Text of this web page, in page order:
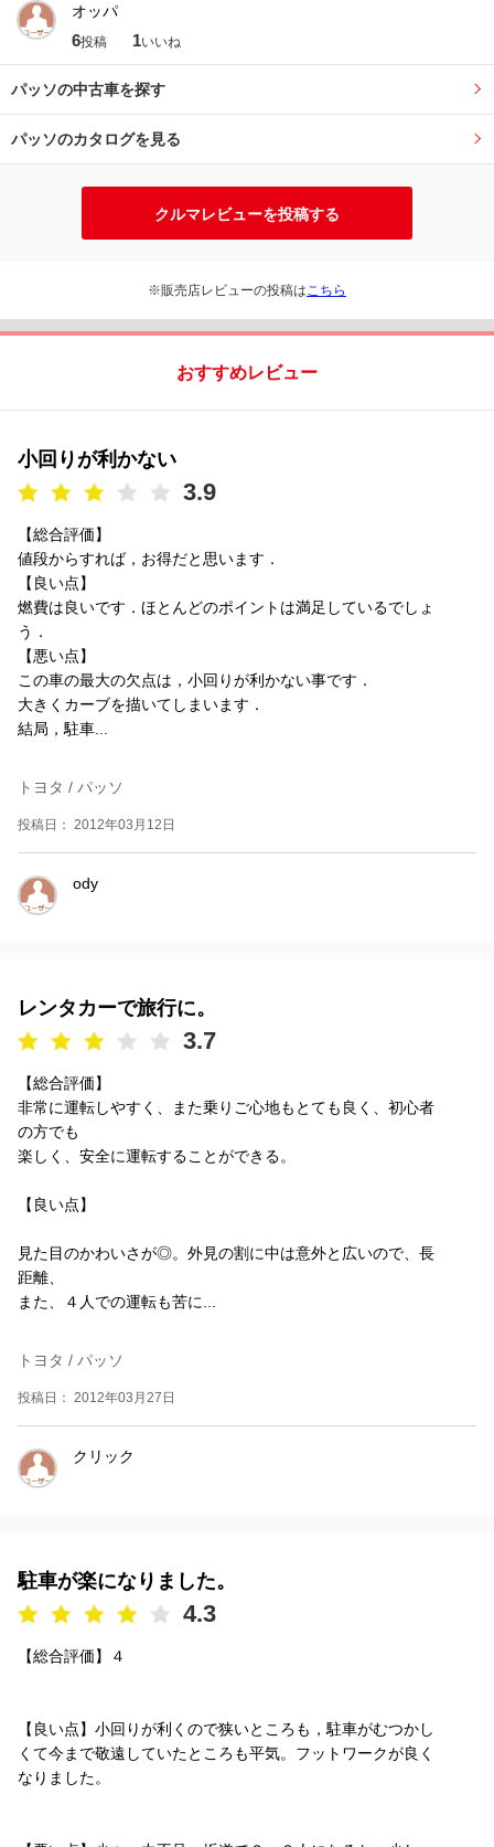
オッパ
6投稿 1いいね
パッソの中古車を探す
パッソのカタログを見る
クルマレビューを投稿する
※販売店レビューの投稿は こちら
おすすめレビュー
小回りが利かない
3.9
【総合評価】
値段からすれば，お得だと思います．
【良い点】
燃費は良いです．ほとんどのポイントは満足しているでしょ
う．
【悪い点】
この車の最大の欠点は，小回りが利かない事です．
大きくカーブを描いてしまいます．
結局，駐車...
トヨタ / パッソ
投稿日： 2012年03月12日
ody
レンタカーで旅行に。
3.7
【総合評価】
非常に運転しやすく、また乗りご心地もとても良く、初心者
の方でも
楽しく、安全に運転することができる。
【良い点】
見た目のかわいさが◎。外見の割に中は意外と広いので、長
距離、
また、４人での運転も苦に...
トヨタ / パッソ
投稿日： 2012年03月27日
クリック
駐車が楽になりました。
4.3
【総合評価】４
【良い点】小回りが利くので狭いところも，駐車がむつかし
くて今まで敬遠していたところも平気。フットワークが良く
なりました。